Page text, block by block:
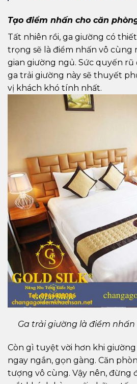
Tạo điểm nhấn cho căn
Tất nhiên rồi, ga giường có
trọng sẽ là điểm nhấn vô cùng
gian giường ngủ. Sức quyến
ga trải giường này sẽ thuyết
vị khách khó tính nhất.
Ga trải giường là điểm
Còn gì tuyệt vời hơn khi
ngay ngắn, gọn gàng. Căn
tượng vô cùng. Vậy nên, đừng